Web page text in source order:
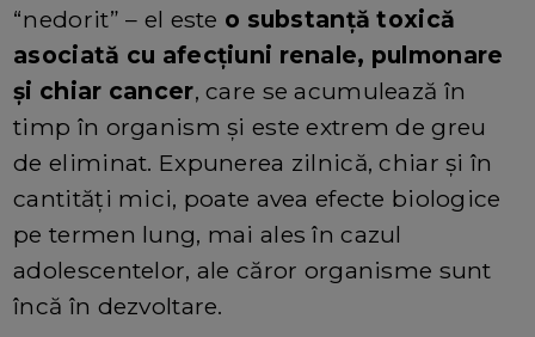
“nedorit” – el este o substanță toxică
asociată cu afecțiuni renale, pulmonare
și chiar cancer, care se acumulează în
timp în organism și este extrem de greu
de eliminat. Expunerea zilnică, chiar și în
cantități mici, poate avea efecte biologice
pe termen lung, mai ales în cazul
adolescentelor, ale căror organisme sunt
încă în dezvoltare.